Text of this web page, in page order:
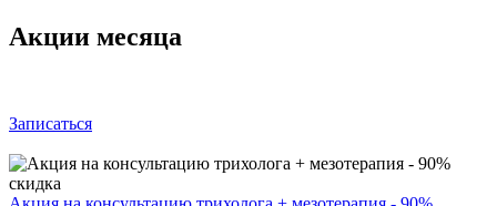
Акции месяца
Записаться